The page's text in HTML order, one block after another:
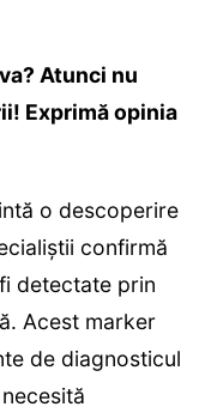
Atunci nu
Exprimă opinia
o descoperire
confirmă
detectate prin
Acest marker
de diagnosticul